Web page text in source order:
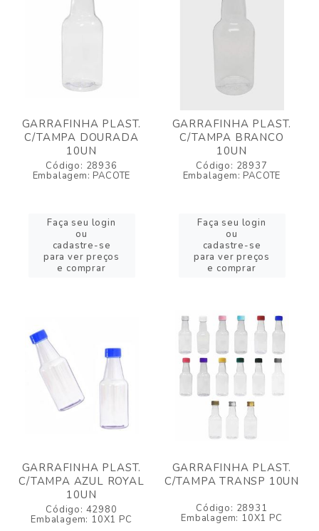
GARRAFINHA PLAST.
C/TAMPA DOURADA
10UN
Código: 28936
Embalagem: PACOTE
Faça seu login
ou
cadastre-se
para ver preços
e comprar
GARRAFINHA PLAST.
C/TAMPA BRANCO
10UN
Código: 28937
Embalagem: PACOTE
Faça seu login
ou
cadastre-se
para ver preços
e comprar
GARRAFINHA PLAST.
C/TAMPA AZUL ROYAL
10UN
Código: 42980
Embalagem: 10X1 PC
GARRAFINHA PLAST.
C/TAMPA TRANSP 10UN
Código: 28931
Embalagem: 10X1 PC